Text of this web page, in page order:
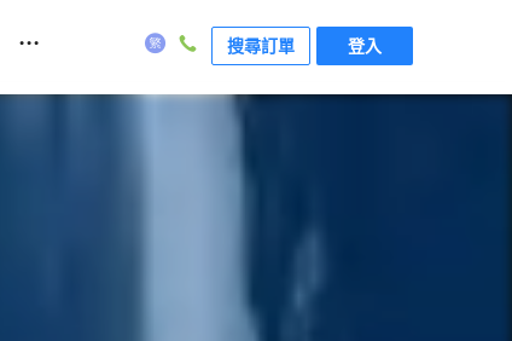
... 搜尋訂單 登入